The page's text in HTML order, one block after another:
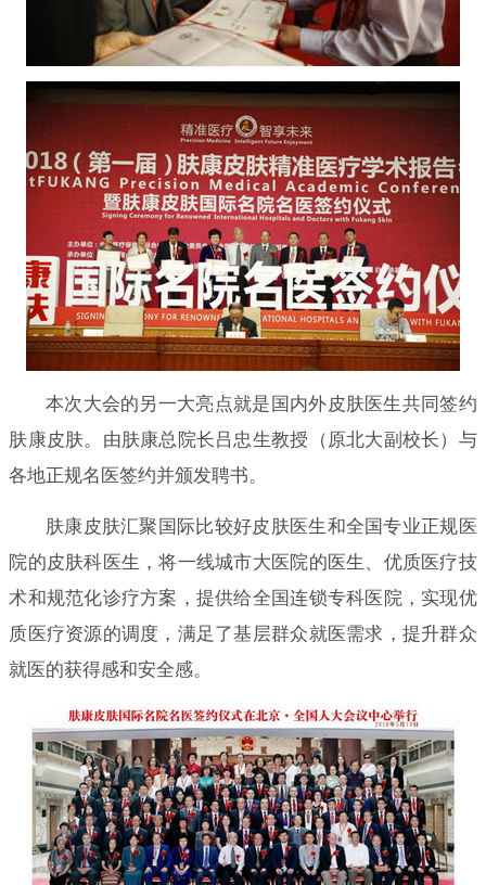
本次大会的另一大亮点就是国内外皮肤医生共同签约
肤康皮肤。由肤康总院长吕忠生教授（原北大副校长）与
各地正规名医签约并颁发聘书。
肤康皮肤汇聚国际比较好皮肤医生和全国专业正规医
院的皮肤科医生，将一线城市大医院的医生、优质医疗技
术和规范化诊疗方案，提供给全国连锁专科医院，实现优
质医疗资源的调度，满足了基层群众就医需求，提升群众
就医的获得感和安全感。